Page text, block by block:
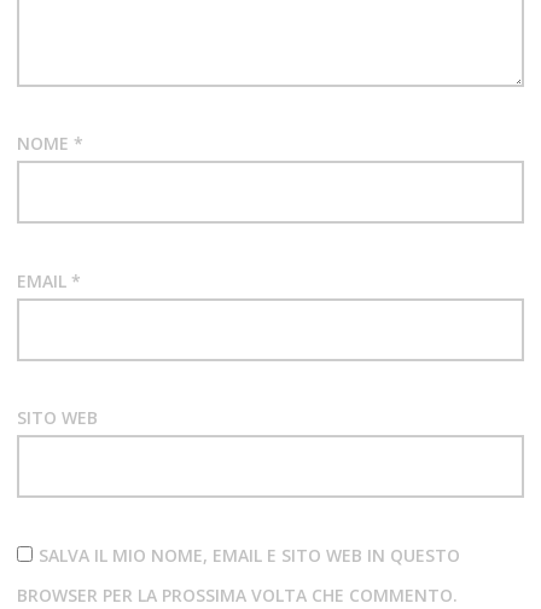
NOME *
EMAIL *
SITO WEB
SALVA IL MIO NOME, EMAIL E SITO WEB IN QUESTO
BROWSER PER LA PROSSIMA VOLTA CHE COMMENTO.